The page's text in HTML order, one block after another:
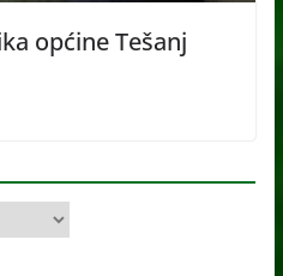
općine Tešanj